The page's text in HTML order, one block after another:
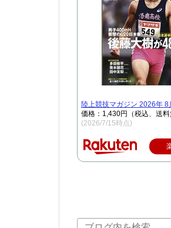
陸上競技マガジン 2026年 8
価格：1,430円（税込、送
(2026/7/15時点)